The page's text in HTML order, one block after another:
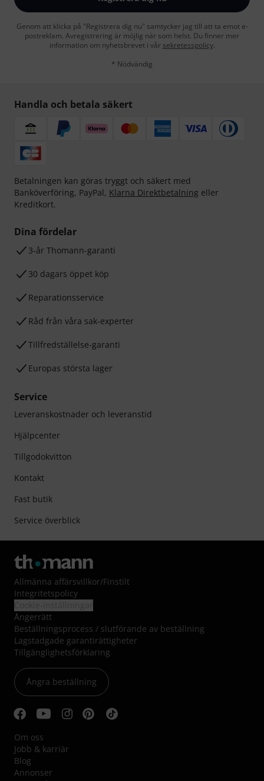
Genom att klicka på "Registrera dig nu" samtycker jag till att ta emot e-
postreklam. Avregistrering är möjlig när som helst. Du finner mer
information om nyhetsbrevet i vår sekretesspolicy.
* Nödvändig
Handla och betala säkert
Betalningen kan göras tryggt och säkert med
Banköverföring, PayPal, Klarna Direktbetalning eller
Kreditkort.
Dina fördelar
3-år Thomann-garanti
30 dagars öppet köp
Reparationsservice
Råd från våra sak-experter
Tillfredställelse-garanti
Europas största lager
Service
Leveranskostnader och leveranstid
Hjälpcenter
Tillgodokvitton
Kontakt
Fast butik
Service överblick
Allmänna affärsvillkor/Finstilt
Integritetspolicy
Ångerrätt
Beställningsprocess / slutförande av beställning
Lagstadgade garantirättigheter
Tillgänglighetsförklaring
Ångra beställning
Om oss
Jobb & karriär
Blog
Annonser